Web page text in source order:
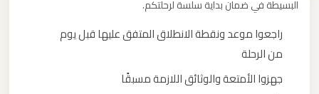
البسيطة في ضمان بداية سلسة لرحلتكم.
راجعوا موعد ونقطة الانطلاق المتفق عليها قبل يوم
من الرحلة
جهزوا الأمتعة والوثائق اللازمة مسبقًا